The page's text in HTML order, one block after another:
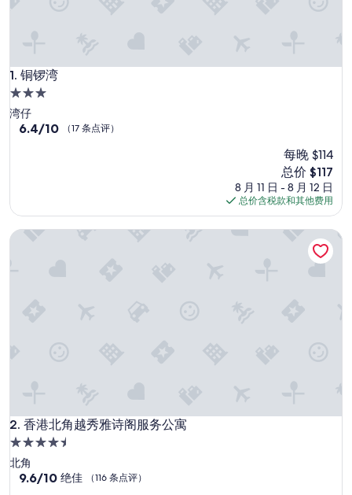
1. 铜锣湾
铜锣湾
3.0
星
住
湾仔
6.4
6.4/10 （17 条点评）
每晚 $114
新
价
格
$117
总价 $117
8 月 11 日 - 8 月 12 日
总价含税款和其他费用
2. 香港北角越秀雅诗阁服务公寓
香港北角越秀雅诗阁服务公寓
4.5
星
住
北角
9.6
9.6/10 绝佳 （116 条点评）
香港北角越秀雅诗阁服务公寓